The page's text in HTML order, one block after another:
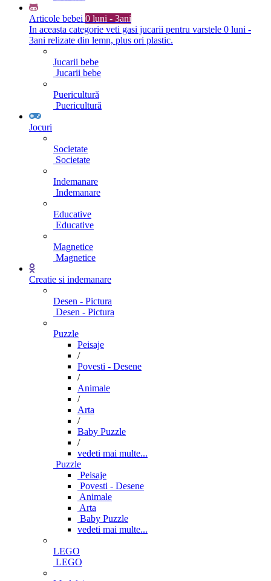
Articole bebei 0 luni - 3ani
In aceasta categorie veti gasi jucarii pentru varstele 0 luni -
3ani relizate din lemn, plus ori plastic.
Jucarii bebe
Jucarii bebe
Puericultură
Puericultură
Jocuri
Societate
Societate
Indemanare
Indemanare
Educative
Educative
Magnetice
Magnetice
Creatie si indemanare
Desen - Pictura
Desen - Pictura
Puzzle
Peisaje
/
Povesti - Desene
/
Animale
/
Arta
/
Baby Puzzle
/
vedeti mai multe...
Puzzle
Peisaje
Povesti - Desene
Animale
Arta
Baby Puzzle
vedeti mai multe...
LEGO
LEGO